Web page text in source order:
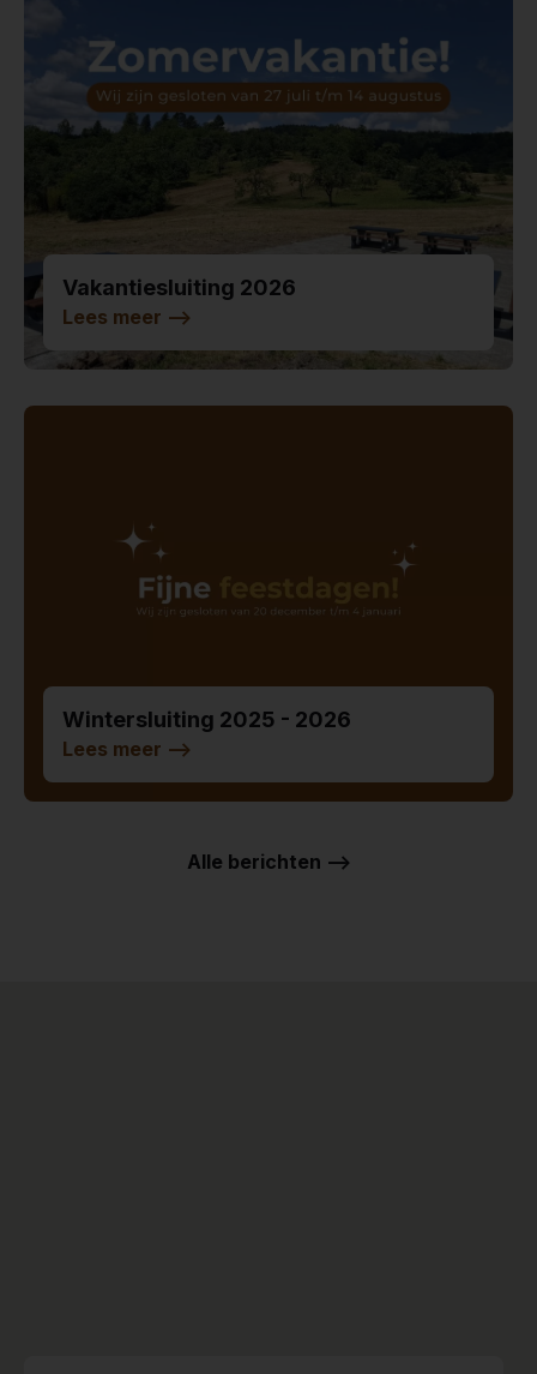
Vakantiesluiting 2026
Lees meer -->
Wintersluiting 2025 - 2026
Lees meer -->
Alle berichten -->